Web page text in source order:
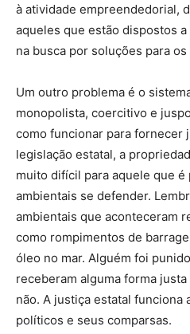
à atividade empreendedorial,
aqueles que estão dispostos
na busca por soluções para
Um outro problema é o
monopolista, coercitivo e
como funcionar para fornecer
legislação estatal, a
muito difícil para aquele que
ambientais se defender.
ambientais que aconteceram
como rompimentos de
óleo no mar. Alguém foi
receberam alguma forma
não. A justiça estatal funciona
políticos e seus comparsas.